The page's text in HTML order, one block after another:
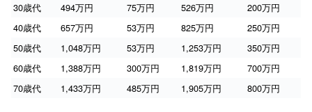
30歳代
494万円 75万円 526万円
200万円
40歳代
657万円 53万円 825万円
250万円
50歳代
1,048万円 53万円 1,253万円
350万円
60歳代
1,388万円 300万円 1,819万円
700万円
70歳代
1,433万円 485万円 1,905万円 800万円